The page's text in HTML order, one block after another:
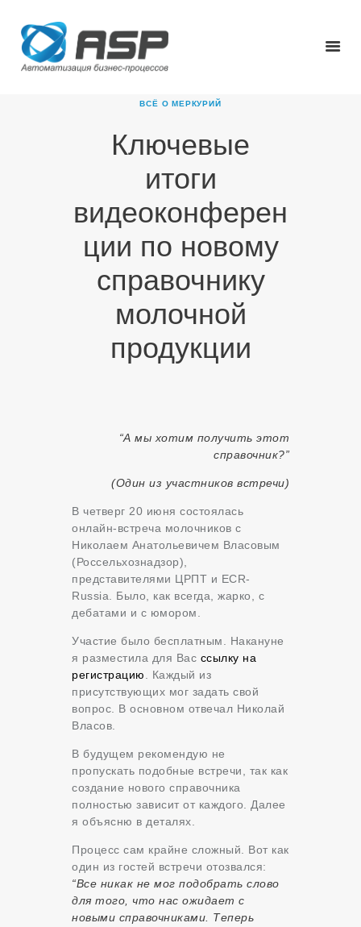
ВСЁ О МЕРКУРИЙ
Ключевые
итоги
видеоконферен
ции по новому
справочнику
молочной
продукции
ГЛАВНАЯ
О КОМПАНИИ
НОВОСТИ
КАРЬЕРА
ПАРТНЕРЫ
КОНТАКТЫ
“А мы хотим получить этот
справочник?”
(Один из участников встречи)
В четверг 20 июня состоялась
онлайн-встреча молочников с
Николаем Анатольевичем Власовым
(Россельхознадзор),
представителями ЦРПТ и ECR-
Russia. Было, как всегда, жарко, с
дебатами и с юмором.
Участие было бесплатным. Накануне
я разместила для Вас ссылку на
регистрацию . Каждый из
присутствующих мог задать свой
вопрос. В основном отвечал Николай
Власов.
В будущем рекомендую не
пропускать подобные встречи, так как
создание нового справочника
полностью зависит от каждого. Далее
я объясню в деталях.
Процесс сам крайне сложный. Вот как
один из гостей встречи отозвался:
“Все никак не мог подобрать слово
для того, что нас ожидает с
новыми справочниками. Теперь